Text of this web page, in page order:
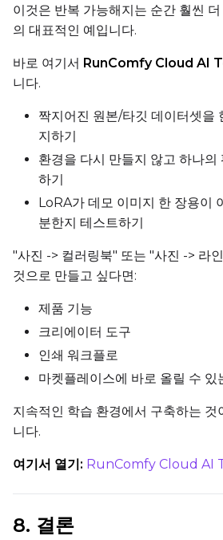
이것은 반복 가능해지는 순간 훨씬
의 대표적인 예입니다.
바로 여기서 RunComfy Cloud AI
니다.
짝지어진 원본/타깃 데이터셋을
지하기
환경을 다시 만들지 않고 하나의
하기
LoRA가 데모 이미지 한 장용이
분한지 테스트하기
"사진 -> 컬러링북" 또는 "사진 -> 라
것으로 만들고 싶다면:
제품 기능
크리에이터 도구
인쇄 워크플로
마켓플레이스에 바로 올릴 수 있
지속적인 학습 환경에서 구축하는 것
니다.
여기서 열기: RunComfy Cloud AI
8. 결론